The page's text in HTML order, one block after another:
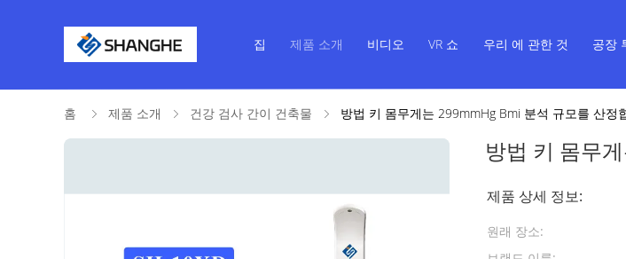
집 제품 소개 비디오 VR 쇼 우리 에 관한 것 공장
홈 제품 소개 건강 검사 간이 건축물 방법 키 몸무게는 299mmHg Bmi 분석 규모를 산정
방법 키 몸무
제품 상세 정보:
원래 장소: